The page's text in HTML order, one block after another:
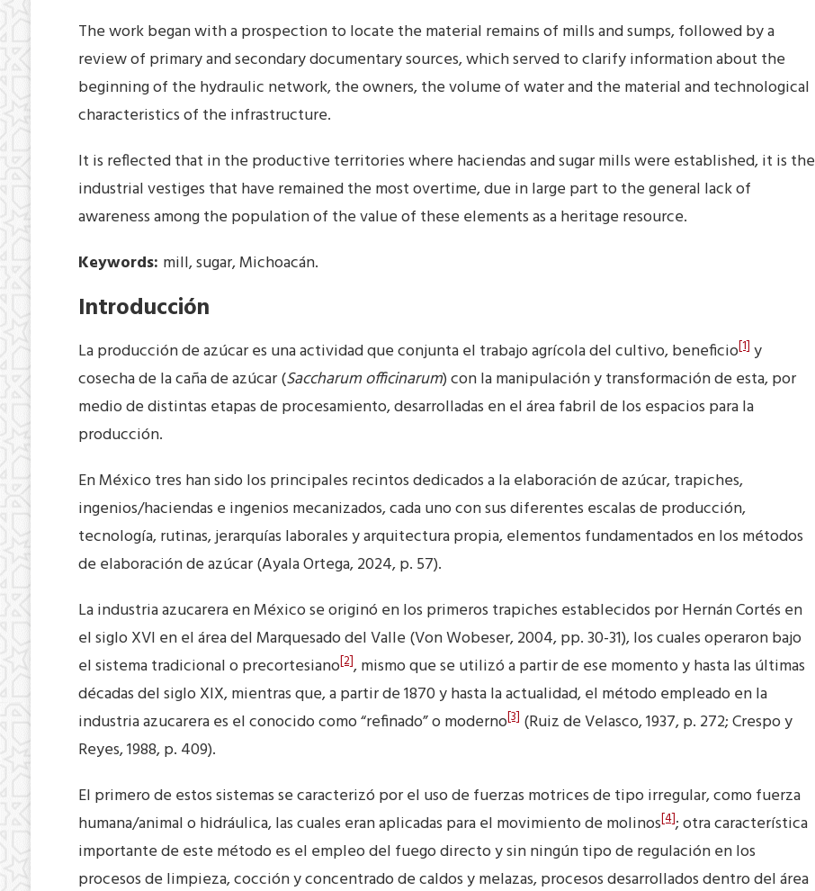
The work began with a prospection to locate the material remains of mills and sumps, followed by a
review of primary and secondary documentary sources, which served to clarify information about the
beginning of the hydraulic network, the owners, the volume of water and the material and technological
characteristics of the infrastructure.
It is reflected that in the productive territories where haciendas and sugar mills were established, it is the
industrial vestiges that have remained the most overtime, due in large part to the general lack of
awareness among the population of the value of these elements as a heritage resource.
Keywords: mill, sugar, Michoacán.
Introducción
La producción de azúcar es una actividad que conjunta el trabajo agrícola del cultivo, beneficio[1] y
cosecha de la caña de azúcar (Saccharum officinarum) con la manipulación y transformación de esta, por
medio de distintas etapas de procesamiento, desarrolladas en el área fabril de los espacios para la
producción.
En México tres han sido los principales recintos dedicados a la elaboración de azúcar, trapiches,
ingenios/haciendas e ingenios mecanizados, cada uno con sus diferentes escalas de producción,
tecnología, rutinas, jerarquías laborales y arquitectura propia, elementos fundamentados en los métodos
de elaboración de azúcar (Ayala Ortega, 2024, p. 57).
La industria azucarera en México se originó en los primeros trapiches establecidos por Hernán Cortés en
el siglo XVI en el área del Marquesado del Valle (Von Wobeser, 2004, pp. 30-31), los cuales operaron bajo
el sistema tradicional o precortesiano[2], mismo que se utilizó a partir de ese momento y hasta las últimas
décadas del siglo XIX, mientras que, a partir de 1870 y hasta la actualidad, el método empleado en la
industria azucarera es el conocido como “refinado” o moderno[3] (Ruiz de Velasco, 1937, p. 272; Crespo y
Reyes, 1988, p. 409).
El primero de estos sistemas se caracterizó por el uso de fuerzas motrices de tipo irregular, como fuerza
humana/animal o hidráulica, las cuales eran aplicadas para el movimiento de molinos[4]; otra característica
importante de este método es el empleo del fuego directo y sin ningún tipo de regulación en los
procesos de limpieza, cocción y concentrado de caldos y melazas, procesos desarrollados dentro del área